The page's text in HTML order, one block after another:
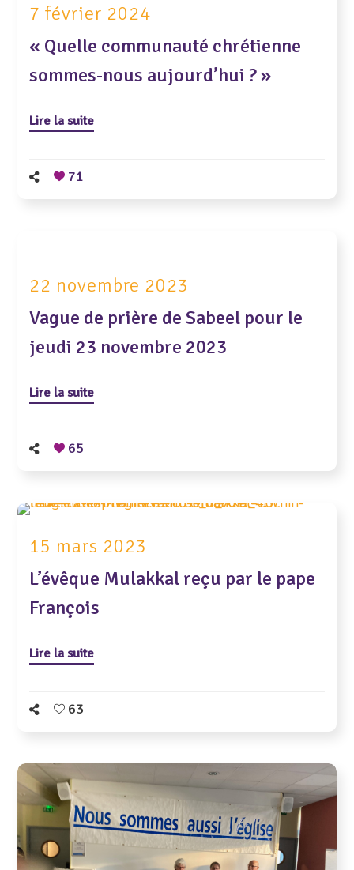
7 février 2024
« Quelle communauté chrétienne
sommes-nous aujourd’hui ? »
Lire la suite
71
22 novembre 2023
Vague de prière de Sabeel pour le
jeudi 23 novembre 2023
Lire la suite
65
15 mars 2023
L’évêque Mulakkal reçu par le pape
François
Lire la suite
63